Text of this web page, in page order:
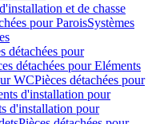
et de chasse
pour ParoisSystèmes
détachées pour
détachées pour Eléments
WCPièces détachées pour
d'installation pour
d'installation pour